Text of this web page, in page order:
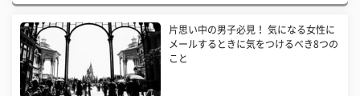
片思い中の男子必見！ 気になる女性に
メールするときに気をつけるべき8つの
こと